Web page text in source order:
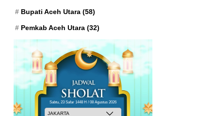
Bupati Aceh Utara (58)
Pemkab Aceh Utara (32)
Sabtu, 23 Safar 1448 H / 08 Agustus 2026